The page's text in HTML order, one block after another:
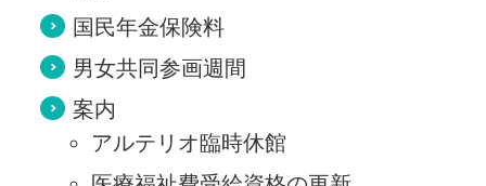
国民年金保険料
男女共同参画週間
案内
アルテリオ臨時休館